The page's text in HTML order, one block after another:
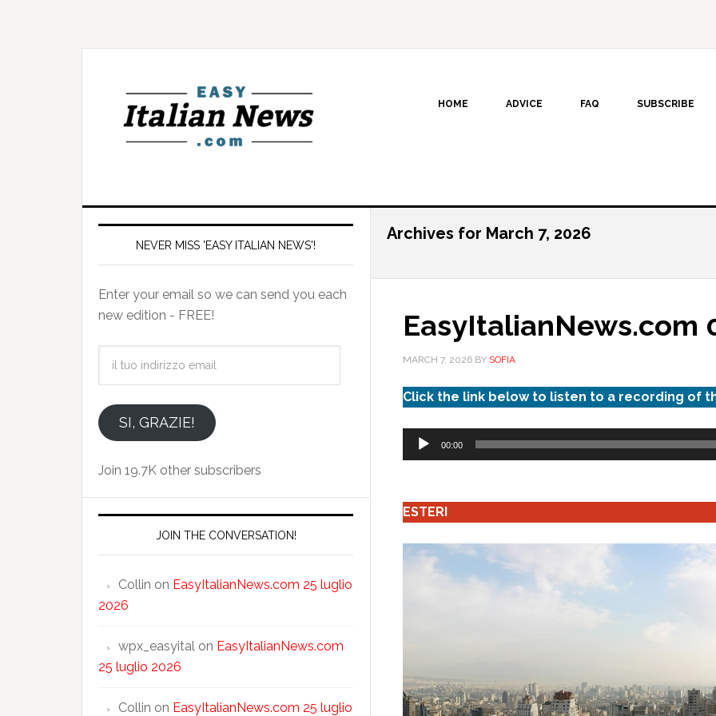
HOME ADVICE FAQ SUBSCRIBE
Archives for March 7, 2026
EasyItalianNews.com
MARCH 7, 2026 BY SOFIA
Click the link below to listen to a recording of
Audio
Player
00:00
ESTERI
NEVER MISS 'EASY ITALIAN NEWS'!
Enter your email so we can send you each
new edition - FREE!
emailSI, GRAZIE!
Join 19.7K other subscribers
JOIN THE CONVERSATION!
Collin on EasyItalianNews.com 25 luglio
2026
wpx_easyital on EasyItalianNews.com
25 luglio 2026
Collin on EasyItalianNews.com 25 luglio